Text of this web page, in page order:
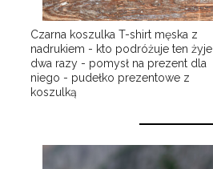
Czarna koszulka T-shirt męska z
nadrukiem - kto podróżuje ten żyje
dwa razy - pomysł na prezent dla
niego - pudełko prezentowe z
koszulką